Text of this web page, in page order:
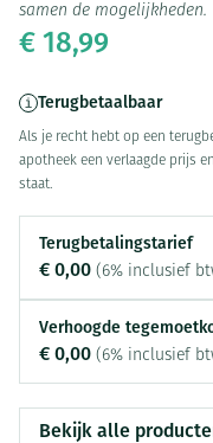
€ 18,99
Terugbetaalbaar
Als je recht hebt op een
apotheek een verlaagde prijs
staat.
Terugbetalingstarief
€ 0,00 (6% inclusief
Verhoogde
€ 0,00 (6% inclusief
samen de mogelijkheden.
Bekijk alle